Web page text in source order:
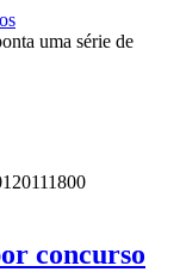
uma série de
concurso